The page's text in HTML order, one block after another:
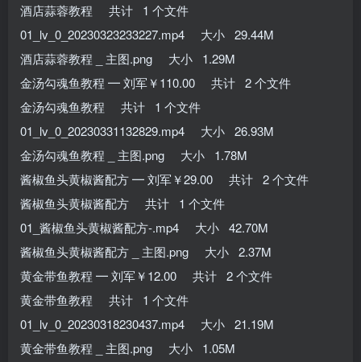
酒店蒜蓉教程 共计 1 个文件
01_lv_0_20230323233227.mp4 大小 29.44M
酒店蒜蓉教程 _ 主图.png 大小 1.29M
金汤勾魂鱼教程 ━ 刘军￥110.00 共计 2 个文件
金汤勾魂鱼教程 共计 1 个文件
01_lv_0_20230331132829.mp4 大小 26.93M
金汤勾魂鱼教程 _ 主图.png 大小 1.78M
酱椒鱼头黄椒酱配方 ━ 刘军￥29.00 共计 2 个文件
酱椒鱼头黄椒酱配方 共计 1 个文件
01_酱椒鱼头黄椒酱配方-.mp4 大小 42.70M
酱椒鱼头黄椒酱配方 _ 主图.png 大小 2.37M
黄金带鱼教程 ━ 刘军￥12.00 共计 2 个文件
黄金带鱼教程 共计 1 个文件
01_lv_0_20230318230437.mp4 大小 21.19M
黄金带鱼教程 _ 主图.png 大小 1.05M